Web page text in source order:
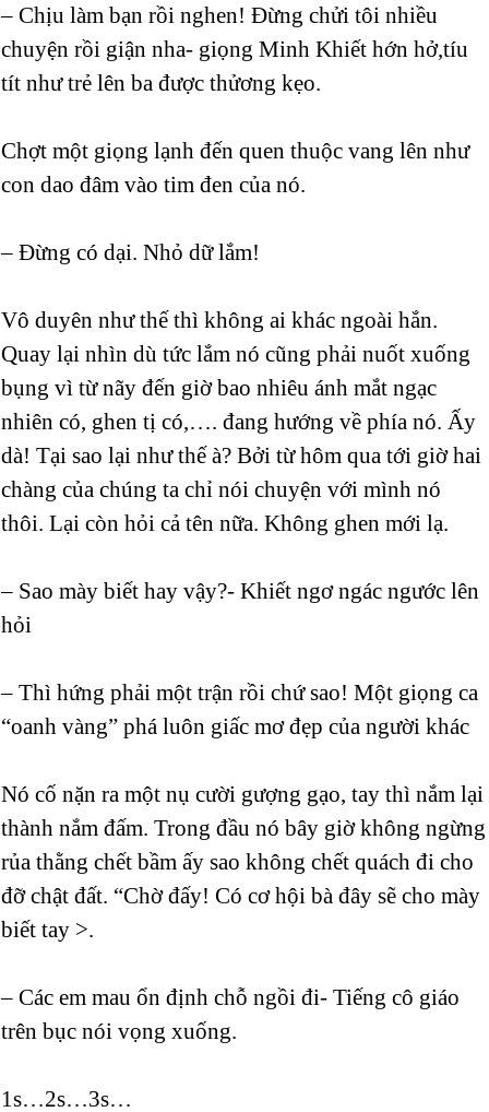
– Chịu làm bạn rồi nghen! Đừng chửi tôi nhiều
chuyện rồi giận nha- giọng Minh Khiết hớn hở,tíu
tít như trẻ lên ba được thửơng kẹo.
Chợt một giọng lạnh đến quen thuộc vang lên như
con dao đâm vào tim đen của nó.
– Đừng có dại. Nhỏ dữ lắm!
Vô duyên như thế thì không ai khác ngoài hắn.
Quay lại nhìn dù tức lắm nó cũng phải nuốt xuống
bụng vì từ nãy đến giờ bao nhiêu ánh mắt ngạc
nhiên có, ghen tị có,…. đang hướng về phía nó. Ấy
dà! Tại sao lại như thế à? Bởi từ hôm qua tới giờ hai
chàng của chúng ta chỉ nói chuyện với mình nó
thôi. Lại còn hỏi cả tên nữa. Không ghen mới lạ.
– Sao mày biết hay vậy?- Khiết ngơ ngác ngước lên
hỏi
– Thì hứng phải một trận rồi chứ sao! Một giọng ca
“oanh vàng” phá luôn giấc mơ đẹp của người khác
Nó cố nặn ra một nụ cười gượng gạo, tay thì nắm lại
thành nắm đấm. Trong đầu nó bây giờ không ngừng
rủa thằng chết bầm ấy sao không chết quách đi cho
đỡ chật đất. “Chờ đấy! Có cơ hội bà đây sẽ cho mày
biết tay >.
– Các em mau ổn định chỗ ngồi đi- Tiếng cô giáo
trên bục nói vọng xuống.
1s…2s…3s…